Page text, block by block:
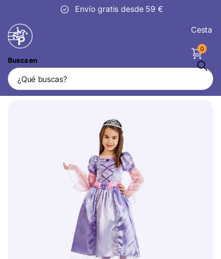
Envío gratis desde 59 €
Busca en
Cesta
0
Vestido Princesa Victoria
Vendedor Boland